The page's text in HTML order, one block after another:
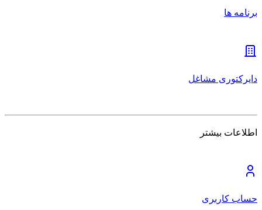
برنامه ها
دایرکتوری مشاغل
اطلاعات بیشتر
حساب کاربری